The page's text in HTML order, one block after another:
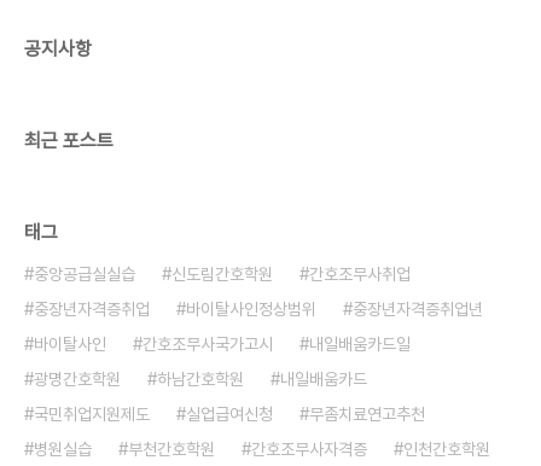
공지사항
최근 포스트
태그
중앙공급실실습 신도림간호학원
간호조무사취업
중장년자격증취업
바이탈사인정상범위
중장년자격증취업년
바이탈사인
간호조무사국가고시
내일배움카드일
광명간호학원
하남간호학원
내일배움카드
국민취업지원제도
실업급여신청
무좀치료연고추천
병원실습
부천간호학원 간호조무사자격증
인천간호학원